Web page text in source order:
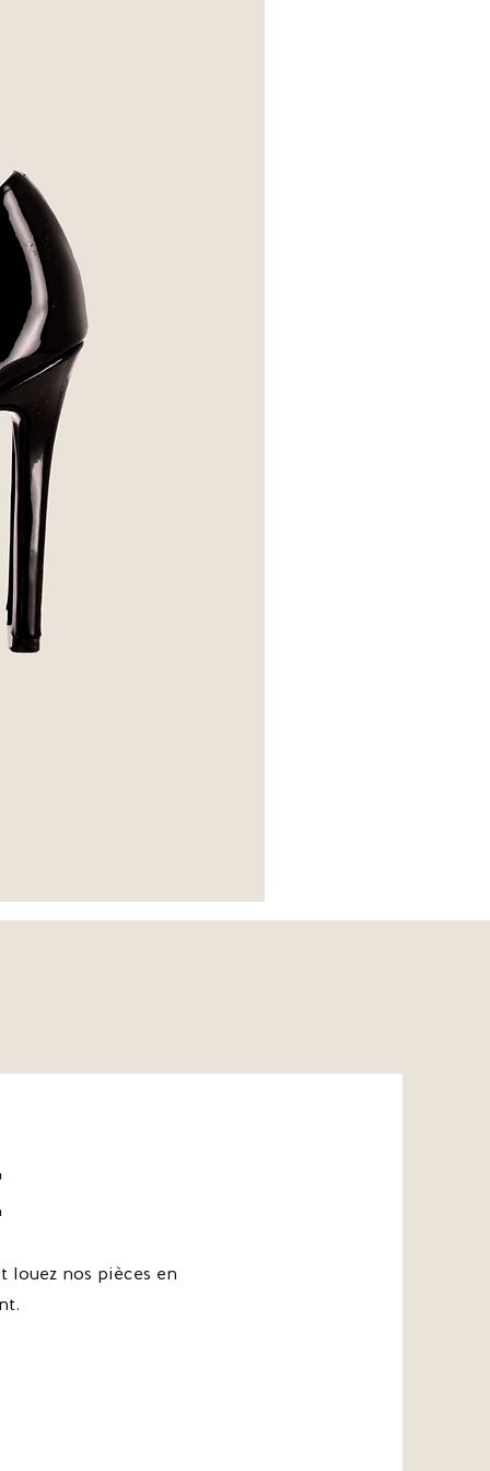
Apolline
louez nos pièces en